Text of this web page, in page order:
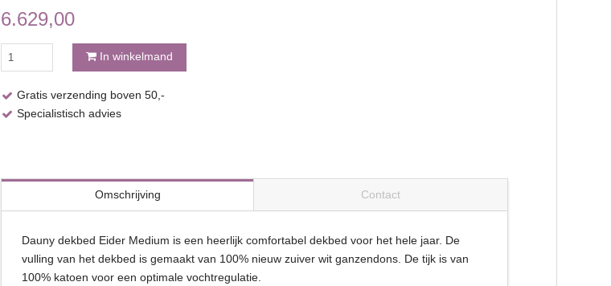
6.629,00
Dauny
dekbed
Eider
Medium
In winkelmand
Gratis verzending boven 50,-
Specialistisch advies
Omschrijving Contact
Dauny dekbed Eider Medium is een heerlijk comfortabel dekbed voor het hele jaar. De
vulling van het dekbed is gemaakt van 100% nieuw zuiver wit ganzendons. De tijk is van
100% katoen voor een optimale vochtregulatie.